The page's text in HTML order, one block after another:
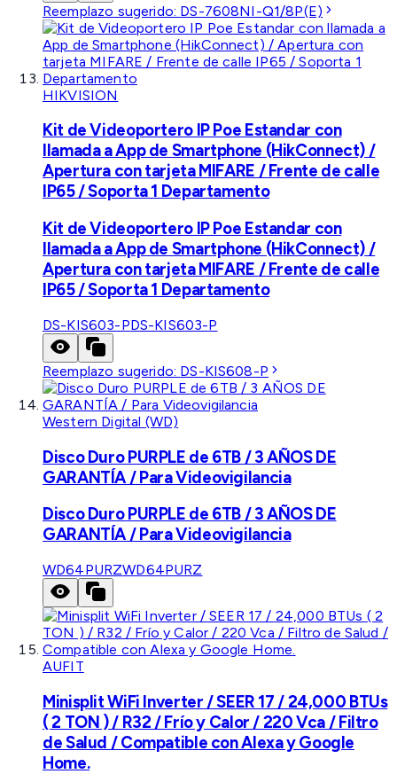
Reemplazo sugerido: DS-7608NI-Q1/8P(E)
HIKVISION
Kit de Videoportero IP Poe Estandar con
llamada a App de Smartphone (HikConnect) /
Apertura con tarjeta MIFARE / Frente de calle
IP65 / Soporta 1 Departamento
Kit de Videoportero IP Poe Estandar con
llamada a App de Smartphone (HikConnect) /
Apertura con tarjeta MIFARE / Frente de calle
IP65 / Soporta 1 Departamento
DS-KIS603-PDS-KIS603-P
Reemplazo sugerido: DS-KIS608-P
Western Digital (WD)
Disco Duro PURPLE de 6TB / 3 AÑOS DE
GARANTÍA / Para Videovigilancia
Disco Duro PURPLE de 6TB / 3 AÑOS DE
GARANTÍA / Para Videovigilancia
WD64PURZWD64PURZ
AUFIT
Minisplit WiFi Inverter / SEER 17 / 24,000 BTUs
( 2 TON ) / R32 / Frío y Calor / 220 Vca / Filtro
de Salud / Compatible con Alexa y Google
Home.